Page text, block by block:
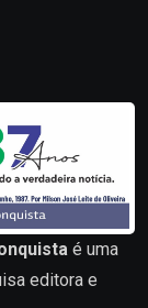
é uma
editora e